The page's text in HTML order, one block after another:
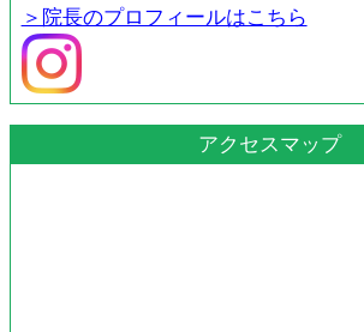
＞院長のプロフィールはこちら
アクセスマップ